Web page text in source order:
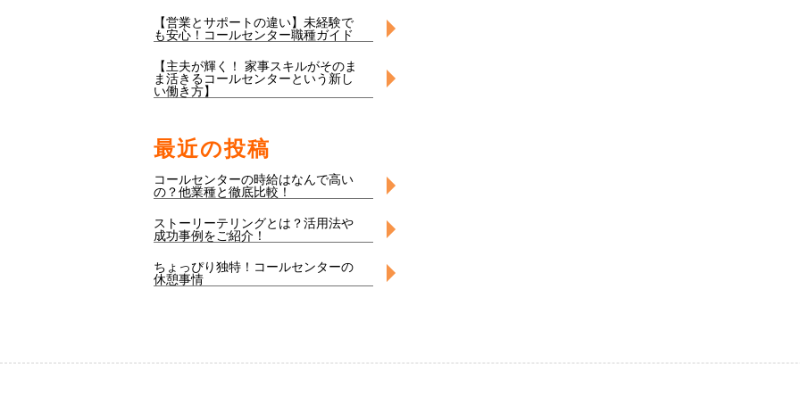
【営業とサポートの違い】未経験で
も安心！コールセンター職種ガイド
【主夫が輝く！ 家事スキルがそのま
ま活きるコールセンターという新し
い働き方】
最近の投稿
コールセンターの時給はなんで高い
の？他業種と徹底比較！
ストーリーテリングとは？活用法や
成功事例をご紹介！
ちょっぴり独特！コールセンターの
休憩事情